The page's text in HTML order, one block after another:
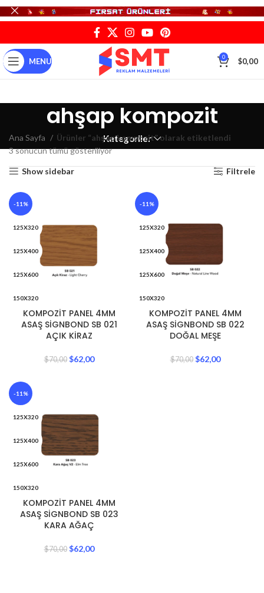
MENU 0 $0,00
ahşap kompozit
Kategoriler
Ana Sayfa
Ürünler “ahşap kompozit” olarak etiketlendi
3 sonucun tümü gösteriliyor
Show sidebar Filtrele
-11%
125X320
125X400
125X600
150X320
150X400
KOMPOZİT PANEL 4MM
ASAŞ SİGNBOND SB 021
AÇIK KİRAZ
$70,00 $62,00
-11%
125X320
125X400
125X600
150X320
150X400
KOMPOZİT PANEL 4MM
ASAŞ SİGNBOND SB 022
DOĞAL MEŞE
$70,00 $62,00
-11%
125X320
125X400
125X600
150X320
150X400
KOMPOZİT PANEL 4MM
ASAŞ SİGNBOND SB 023
KARA AĞAÇ
$70,00 $62,00